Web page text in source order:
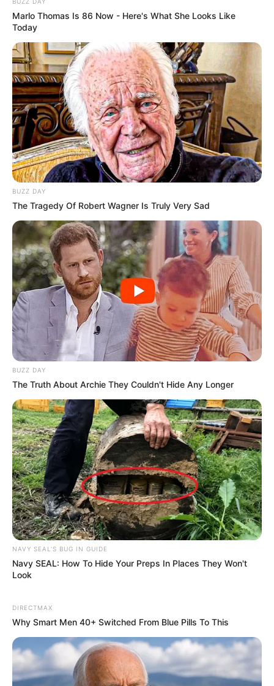
Колеги го описват като уважаван
професионалист
Новината за смъртта на Атанасов предизвика силен
Те го описват като опитен моряк, уважаван
професионалист и човек с дългогодишен стаж в
морския бранш.
Marlo Thomas Is 86 Now - Here's What She Looks Like
Today
BUZZ DAY
The Tragedy Of Robert Wagner Is Truly Very Sad
BUZZ DAY
The Truth About Archie They Couldn't Hide Any Longer
NAVY SEAL'S BUG IN GUIDE
Navy SEAL: How To Hide Your Preps In Places They Won't
Look
DIRECTMAX
Why Smart Men 40+ Switched From Blue Pills To This